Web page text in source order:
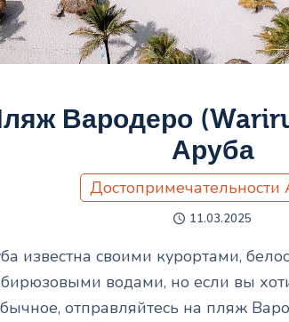
Вародеро
Аруба
Достопримечательности
11.03.2025
известна своими курортами,
бирюзовыми водами, но если вы
отправляйтесь на пляж